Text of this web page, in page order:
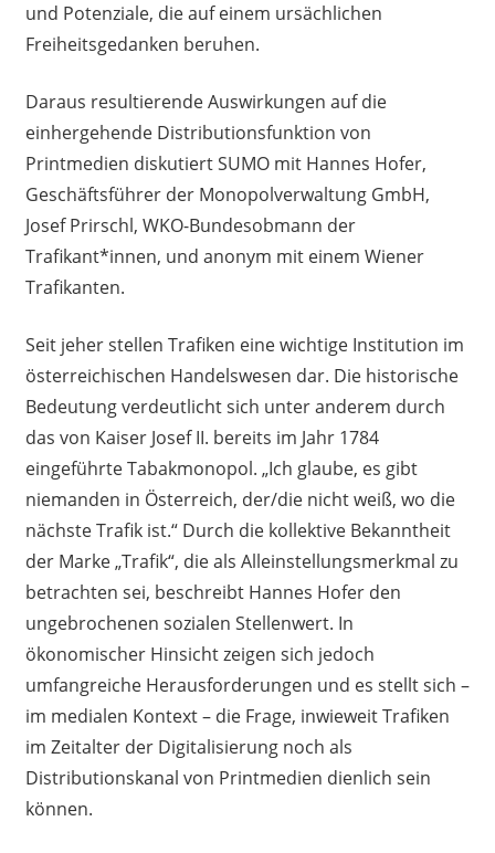
und Potenziale, die auf einem ursächlichen
Freiheitsgedanken beruhen.
Daraus resultierende Auswirkungen auf die
einhergehende Distributionsfunktion von
Printmedien diskutiert SUMO mit Hannes Hofer,
Geschäftsführer der Monopolverwaltung GmbH,
Josef Prirschl, WKO-Bundesobmann der
Trafikant*innen, und anonym mit einem Wiener
Trafikanten.
Seit jeher stellen Trafiken eine wichtige Institution im
österreichischen Handelswesen dar. Die historische
Bedeutung verdeutlicht sich unter anderem durch
das von Kaiser Josef II. bereits im Jahr 1784
eingeführte Tabakmonopol. „Ich glaube, es gibt
niemanden in Österreich, der/die nicht weiß, wo die
nächste Trafik ist.“ Durch die kollektive Bekanntheit
der Marke „Trafik“, die als Alleinstellungsmerkmal zu
betrachten sei, beschreibt Hannes Hofer den
ungebrochenen sozialen Stellenwert. In
ökonomischer Hinsicht zeigen sich jedoch
umfangreiche Herausforderungen und es stellt sich –
im medialen Kontext – die Frage, inwieweit Trafiken
im Zeitalter der Digitalisierung noch als
Distributionskanal von Printmedien dienlich sein
können.